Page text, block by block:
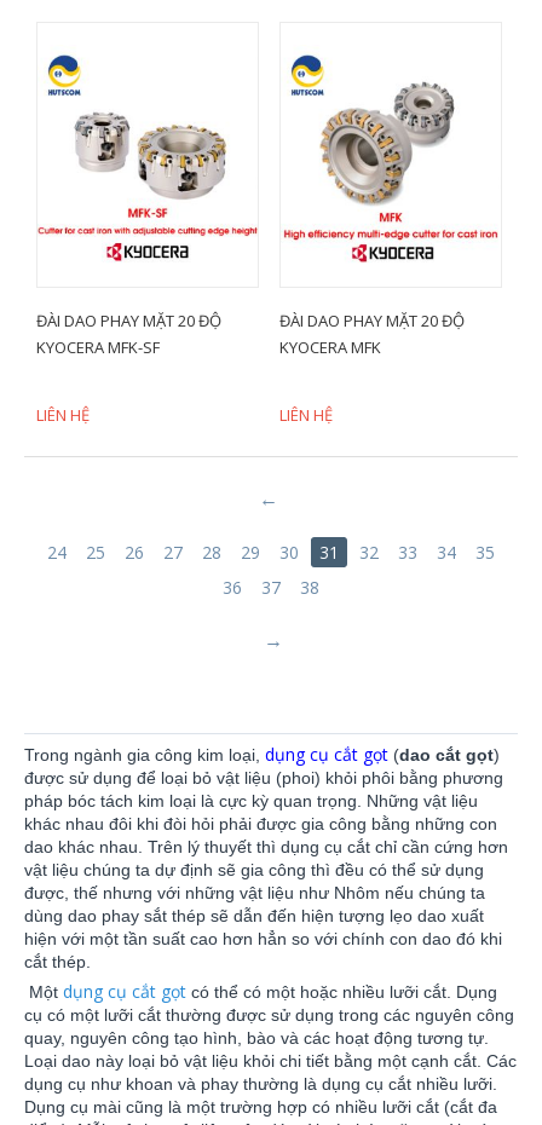
ĐÀI DAO PHAY MẶT 20 ĐỘ
KYOCERA MFK-SF
LIÊN HỆ
ĐÀI DAO PHAY MẶT 20 ĐỘ
KYOCERA MFK
LIÊN HỆ
24 25 26 27 28 29 30 31 32 33 34
35
36
37 38
Trong ngành gia công kim loại, dụng cụ cắt gọt (dao cắt gọt)
được sử dụng để loại bỏ vật liệu (phoi) khỏi phôi bằng phương
pháp bóc tách kim loại là cực kỳ quan trọng. Những vật liệu
khác nhau đôi khi đòi hỏi phải được gia công bằng những con
dao khác nhau. Trên lý thuyết thì dụng cụ cắt chỉ cần cứng hơn
vật liệu chúng ta dự định sẽ gia công thì đều có thể sử dụng
được, thế nhưng với những vật liệu như Nhôm nếu chúng ta
dùng dao phay sắt thép sẽ dẫn đến hiện tượng lẹo dao xuất
hiện với một tần suất cao hơn hẳn so với chính con dao đó khi
cắt thép.
Một dụng cụ cắt gọt có thể có một hoặc nhiều lưỡi cắt. Dụng
cụ có một lưỡi cắt thường được sử dụng trong các nguyên công
quay, nguyên công tạo hình, bào và các hoạt động tương tự.
Loại dao này loại bỏ vật liệu khỏi chi tiết bằng một cạnh cắt. Các
dụng cụ như khoan và phay thường là dụng cụ cắt nhiều lưỡi.
Dụng cụ mài cũng là một trường hợp có nhiều lưỡi cắt (cắt đa